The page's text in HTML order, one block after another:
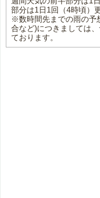
部分は1日1回（4時頃）
※数時間先までの雨の予
合など)につきましては
ております。